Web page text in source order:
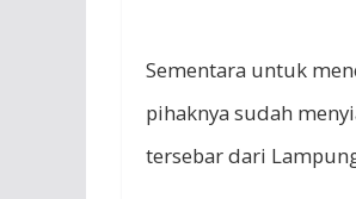
Sementara untuk
pihaknya sudah
tersebar dari